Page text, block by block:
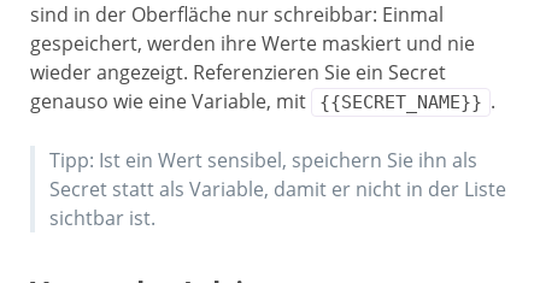
sind in der Oberfläche nur schreibbar: Einmal
gespeichert, werden ihre Werte maskiert und nie
wieder angezeigt. Referenzieren Sie ein Secret
genauso wie eine Variable, mit
{{SECRET_NAME}} .
Tipp: Ist ein Wert sensibel, speichern Sie ihn als
Secret statt als Variable, damit er nicht in der Liste
sichtbar ist.